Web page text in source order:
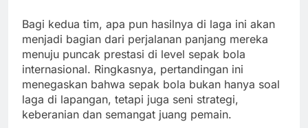
Bagi kedua tim, apa pun hasilnya di laga ini akan
menjadi bagian dari perjalanan panjang mereka
menuju puncak prestasi di level sepak bola
internasional. Ringkasnya, pertandingan ini
menegaskan bahwa sepak bola bukan hanya soal
laga di lapangan, tetapi juga seni strategi,
keberanian dan semangat juang pemain.